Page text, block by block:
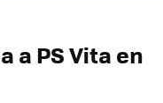
a PS Vita en